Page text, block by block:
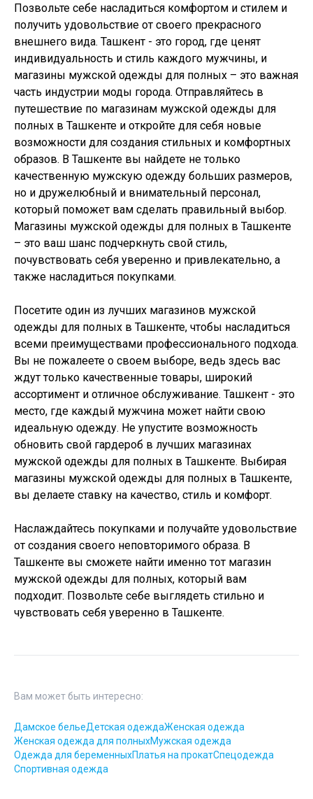
Позвольте себе насладиться комфортом и стилем и
получить удовольствие от своего прекрасного
внешнего вида. Ташкент - это город, где ценят
индивидуальность и стиль каждого мужчины, и
магазины мужской одежды для полных – это важная
часть индустрии моды города. Отправляйтесь в
путешествие по магазинам мужской одежды для
полных в Ташкенте и откройте для себя новые
возможности для создания стильных и комфортных
образов. В Ташкенте вы найдете не только
качественную мужскую одежду больших размеров,
но и дружелюбный и внимательный персонал,
который поможет вам сделать правильный выбор.
Магазины мужской одежды для полных в Ташкенте
– это ваш шанс подчеркнуть свой стиль,
почувствовать себя уверенно и привлекательно, а
также насладиться покупками.
Посетите один из лучших магазинов мужской
одежды для полных в Ташкенте, чтобы насладиться
всеми преимуществами профессионального подхода.
Вы не пожалеете о своем выборе, ведь здесь вас
ждут только качественные товары, широкий
ассортимент и отличное обслуживание. Ташкент - это
место, где каждый мужчина может найти свою
идеальную одежду. Не упустите возможность
обновить свой гардероб в лучших магазинах
мужской одежды для полных в Ташкенте. Выбирая
магазины мужской одежды для полных в Ташкенте,
вы делаете ставку на качество, стиль и комфорт.
Наслаждайтесь покупками и получайте удовольствие
от создания своего неповторимого образа. В
Ташкенте вы сможете найти именно тот магазин
мужской одежды для полных, который вам
подходит. Позвольте себе выглядеть стильно и
чувствовать себя уверенно в Ташкенте.
Вам может быть интересно:
Дамское бельеДетская одеждаЖенская одежда
Женская одежда для полныхМужская одежда
Одежда для беременныхПлатья на прокатСпецодежда
Спортивная одежда